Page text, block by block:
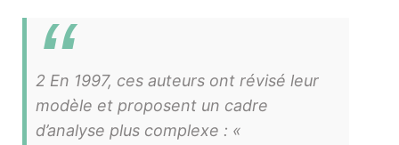
2 En 1997, ces auteurs ont révisé leur
modèle et proposent un cadre
d’analyse plus complexe : «